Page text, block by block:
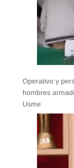
Operativo y
hombres
Usme